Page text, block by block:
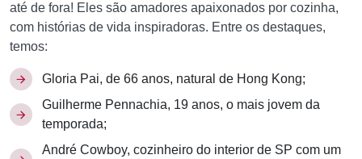
até de fora! Eles são amadores apaixonados por cozinha,
com histórias de vida inspiradoras. Entre os destaques,
temos:
Gloria Pai, de 66 anos, natural de Hong Kong;
Guilherme Pennachia, 19 anos, o mais jovem da
temporada;
André Cowboy, cozinheiro do interior de SP com um